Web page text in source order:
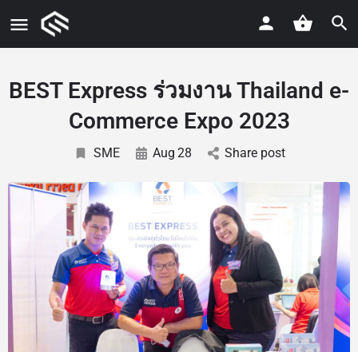
BEST Express ร่วมงาน Thailand e-
Commerce Expo 2023
SME Aug 28 Share post